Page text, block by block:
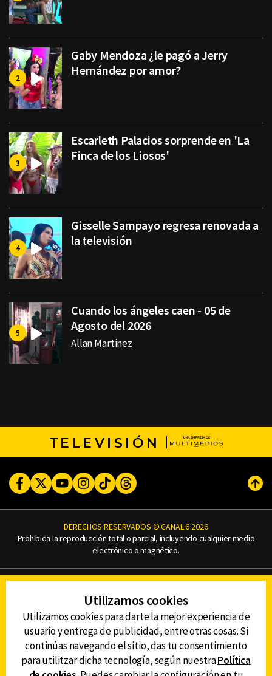
Gaby Mendoza ¿le pagó a Jerry
Hernández por amor?
Escarleth Palacios sorprende en 'La
Finca de los Liosos'
Gisselle Sampayo regresa renovada a
la televisión
Cuando los ángeles caen - 05 de
Agosto del 2026
Allan Martinez
TELEVISIÓN
FacebookTwitterYoutubeInstagram
TikTokThreads
DERECHOS RESERVADOS © CANAL 6 2026
Prohibida la reproducción total o parcial, incluyendo cualquier medio
electrónico o magnético.
AVISO DE PRIVACIDAD
AVISO LEGAL
DEFENSORÍA DE LAS AUDIENCIAS
Utilizamos cookies
Utilizamos cookies para darte la mejor experiencia de
usuario y entrega de publicidad, entre otras cosas. Si
continúas navegando el sitio, das tu consentimiento
para utilitzar dicha tecnología, según nuestraPolítica